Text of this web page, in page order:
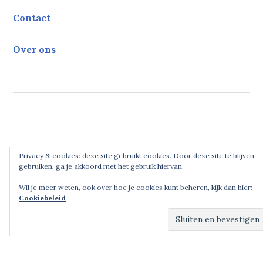
Contact
Over ons
Privacy & cookies: deze site gebruikt cookies. Door deze site te blijven
gebruiken, ga je akkoord met het gebruik hiervan.
Wil je meer weten, ook over hoe je cookies kunt beheren, kijk dan hier:
Cookiebeleid